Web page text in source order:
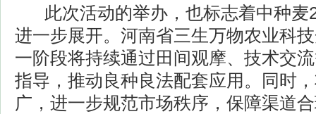
此次活动的举办，也标志着中种麦
进一步展开。河南省三生万物农业科
一阶段将持续通过田间观摩、技术交
指导，推动良种良法配套应用。同时
广，进一步规范市场秩序，保障渠道